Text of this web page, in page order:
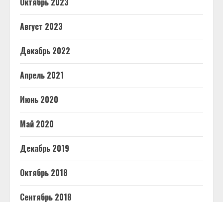
Август 2023
Декабрь 2022
Апрель 2021
Июнь 2020
Май 2020
Декабрь 2019
Октябрь 2018
Сентябрь 2018